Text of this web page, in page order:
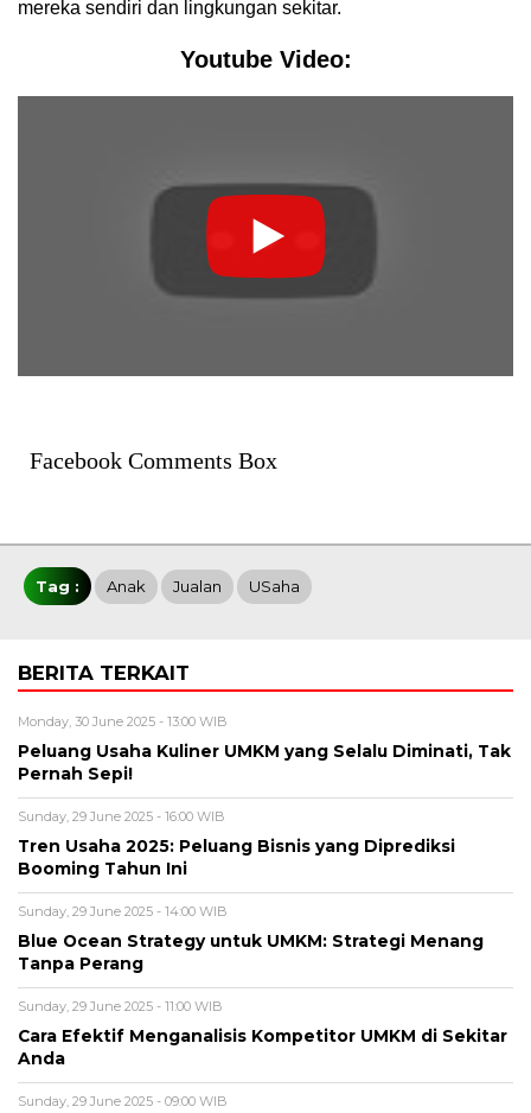
mereka sendiri dan lingkungan sekitar.
Youtube Video:
Facebook Comments Box
Tag : Anak Jualan USaha
BERITA TERKAIT
Monday, 30 June 2025 - 13:00 WIB
Peluang Usaha Kuliner UMKM yang Selalu Diminati, Tak
Pernah Sepi!
Sunday, 29 June 2025 - 16:00 WIB
Tren Usaha 2025: Peluang Bisnis yang Diprediksi
Booming Tahun Ini
Sunday, 29 June 2025 - 14:00 WIB
Blue Ocean Strategy untuk UMKM: Strategi Menang
Tanpa Perang
Sunday, 29 June 2025 - 11:00 WIB
Cara Efektif Menganalisis Kompetitor UMKM di Sekitar
Anda
Sunday, 29 June 2025 - 09:00 WIB